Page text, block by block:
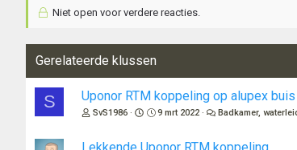
Niet open voor verdere reacties.
Gerelateerde klussen
S Uponor RTM koppeling op alupex buis
SvS1986 9 mrt 2022 Badkamer,